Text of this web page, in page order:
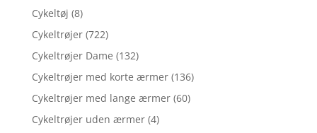
Cykeltøj (8)
Cykeltrøjer (722)
Cykeltrøjer Dame (132)
Cykeltrøjer med korte ærmer (136)
Cykeltrøjer med lange ærmer (60)
Cykeltrøjer uden ærmer (4)